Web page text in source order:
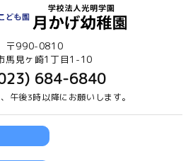
〒990-0810
馬見ヶ崎1丁目1-10
684-6840
午後3時以降にお願いします。